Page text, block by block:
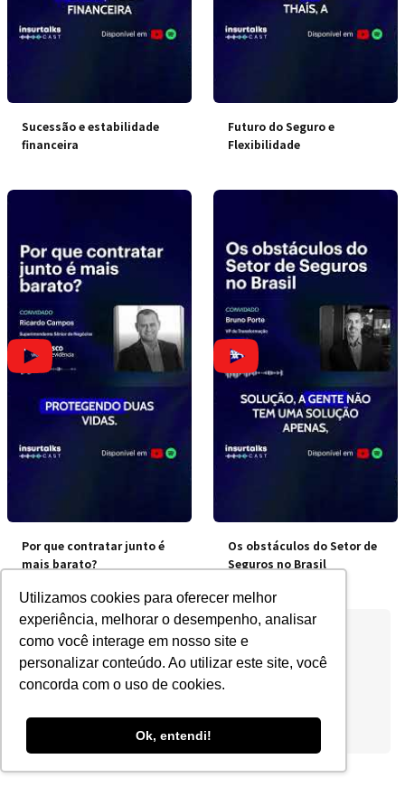
Utilizamos cookies para oferecer melhor
experiência, melhorar o desempenho, analisar
como você interage em nosso site e
personalizar conteúdo. Ao utilizar este site, você
concorda com o uso de cookies.
Ok, entendi!
Sucessão e estabilidade
financeira
Futuro do Seguro e
Flexibilidade
Por que contratar junto é
mais barato?
Os obstáculos do Setor de
Seguros no Brasil